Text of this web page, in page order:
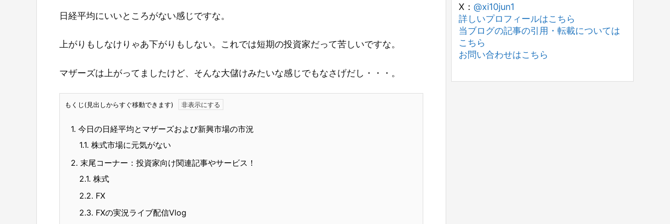
日経平均にいいところがない感じですな。
上がりもしなけりゃあ下がりもしない。これでは短期の投資家だって苦しいですな。
マザーズは上がってましたけど、そんな大儲けみたいな感じでもなさげだし・・・。
もくじ(見出しからすぐ移動できます)
1. 今日の日経平均とマザーズおよび新興市場の市況
1.1. 株式市場に元気がない
2. 末尾コーナー：投資家向け関連記事やサービス！
2.1. 株式
2.2. FX
2.3. FXの実況ライブ配信Vlog
X： @xi10jun1
詳しいプロフィールはこちら
当ブログの記事の引用・転載については
こちら
お問い合わせはこちら